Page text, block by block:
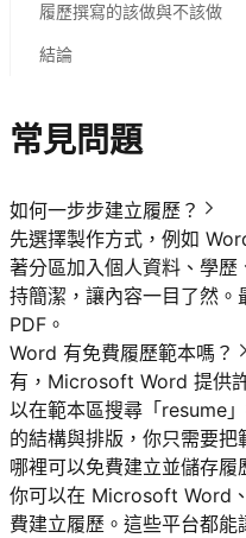
履歷撰寫的該做與不該做
結論
常見問題
如何一步步建立履歷？
先選擇製作方式，例如
著分區加入個人資料、學
持簡潔，讓內容一目了然
PDF。
Word 有免費履歷範本嗎？
有，Microsoft Word 提供
以在範本區搜尋「resume
的結構與排版，你只需要把
哪裡可以免費建立並儲存履
你可以在 Microsoft Word
費建立履歷。這些平台都能